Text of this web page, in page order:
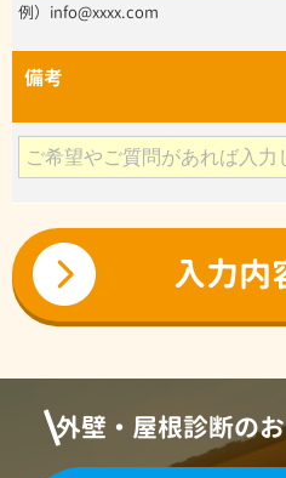
例）info@xxxx.com
備考
外壁・屋根診断の